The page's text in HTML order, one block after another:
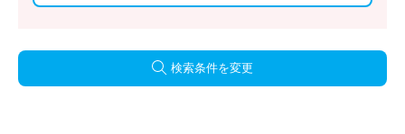
検索条件を変更